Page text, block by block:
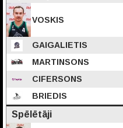
VOSKIS
GAIGALIETIS
MARTINSONS
CIFERSONS
BRIEDIS
Spēlētāji